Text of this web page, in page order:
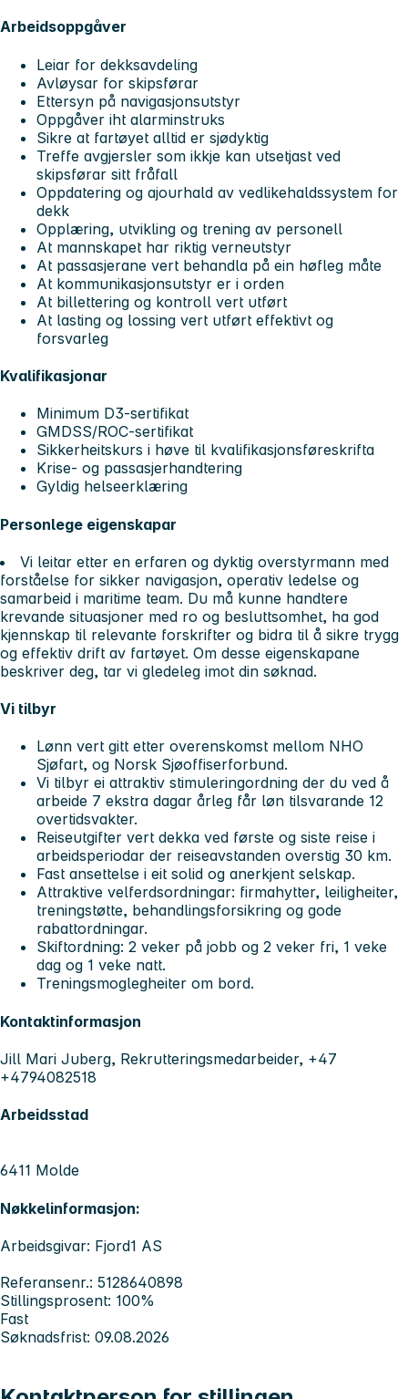
Arbeidsoppgåver
Leiar for dekksavdeling
Avløysar for skipsførar
Ettersyn på navigasjonsutstyr
Oppgåver iht alarminstruks
Sikre at fartøyet alltid er sjødyktig
Treffe avgjersler som ikkje kan utsetjast ved
skipsførar sitt fråfall
Oppdatering og ajourhald av vedlikehaldssystem for
dekk
Opplæring, utvikling og trening av personell
At mannskapet har riktig verneutstyr
At passasjerane vert behandla på ein høfleg måte
At kommunikasjonsutstyr er i orden
At billettering og kontroll vert utført
At lasting og lossing vert utført effektivt og
forsvarleg
Kvalifikasjonar
Minimum D3-sertifikat
GMDSS/ROC-sertifikat
Sikkerheitskurs i høve til kvalifikasjonsføreskrifta
Krise- og passasjerhandtering
Gyldig helseerklæring
Personlege eigenskapar
Vi leitar etter en erfaren og dyktig overstyrmann med
forståelse for sikker navigasjon, operativ ledelse og
samarbeid i maritime team. Du må kunne handtere
krevande situasjoner med ro og besluttsomhet, ha god
kjennskap til relevante forskrifter og bidra til å sikre trygg
og effektiv drift av fartøyet. Om desse eigenskapane
beskriver deg, tar vi gledeleg imot din søknad.
Vi tilbyr
Lønn vert gitt etter overenskomst mellom NHO
Sjøfart, og Norsk Sjøoffiserforbund.
Vi tilbyr ei attraktiv stimuleringordning der du ved å
arbeide 7 ekstra dagar årleg får løn tilsvarande 12
overtidsvakter.
Reiseutgifter vert dekka ved første og siste reise i
arbeidsperiodar der reiseavstanden overstig 30 km.
Fast ansettelse i eit solid og anerkjent selskap.
Attraktive velferdsordningar: firmahytter, leiligheiter,
treningstøtte, behandlingsforsikring og gode
rabattordningar.
Skiftordning: 2 veker på jobb og 2 veker fri, 1 veke
dag og 1 veke natt.
Treningsmoglegheiter om bord.
Kontaktinformasjon
Jill Mari Juberg, Rekrutteringsmedarbeider, +47
+4794082518
Arbeidsstad
6411 Molde
Nøkkelinformasjon:
Arbeidsgivar: Fjord1 AS
Referansenr.: 5128640898
Stillingsprosent: 100%
Fast
Søknadsfrist: 09.08.2026